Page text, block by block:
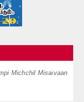
Michchil Misaivaan